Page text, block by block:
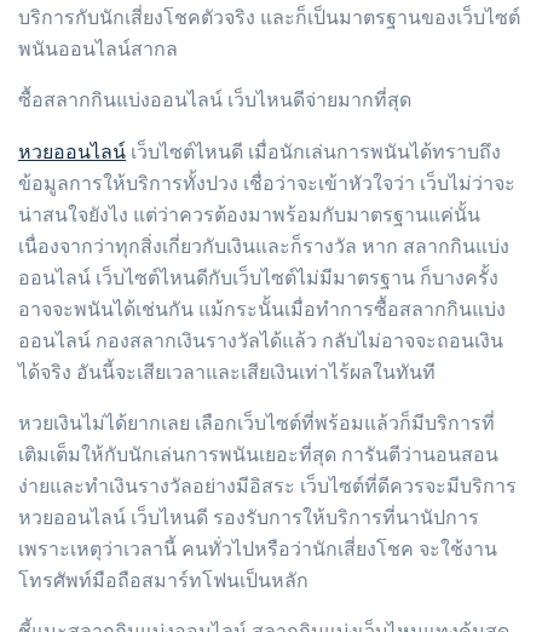
บริการกับนักเสี่ยงโชคตัวจริง และก็เป็นมาตรฐานของเว็บไซต์
พนันออนไลน์สากล
ซื้อสลากกินแบ่งออนไลน์ เว็บไหนดีจ่ายมากที่สุด
หวยออนไลน์ เว็บไซต์ไหนดี เมื่อนักเล่นการพนันได้ทราบถึง
ข้อมูลการให้บริการทั้งปวง เชื่อว่าจะเข้าหัวใจว่า เว็บไม่ว่าจะ
น่าสนใจยังไง แต่ว่าควรต้องมาพร้อมกับมาตรฐานแค่นั้น
เนื่องจากว่าทุกสิ่งเกี่ยวกับเงินและก็รางวัล หาก สลากกินแบ่ง
ออนไลน์ เว็บไซต์ไหนดีกับเว็บไซต์ไม่มีมาตรฐาน ก็บางครั้ง
อาจจะพนันได้เช่นกัน แม้กระนั้นเมื่อทำการซื้อสลากกินแบ่ง
ออนไลน์ กองสลากเงินรางวัลได้แล้ว กลับไม่อาจจะถอนเงิน
ได้จริง อันนี้จะเสียเวลาและเสียเงินเท่าไร้ผลในทันที
หวยเงินไม่ได้ยากเลย เลือกเว็บไซต์ที่พร้อมแล้วก็มีบริการที่
เติมเต็มให้กับนักเล่นการพนันเยอะที่สุด การันตีว่านอนสอน
ง่ายและทำเงินรางวัลอย่างมีอิสระ เว็บไซต์ที่ดีควรจะมีบริการ
หวยออนไลน์ เว็บไหนดี รองรับการให้บริการที่นานัปการ
เพราะเหตุว่าเวลานี้ คนทั่วไปหรือว่านักเสี่ยงโชค จะใช้งาน
โทรศัพท์มือถือสมาร์ทโฟนเป็นหลัก